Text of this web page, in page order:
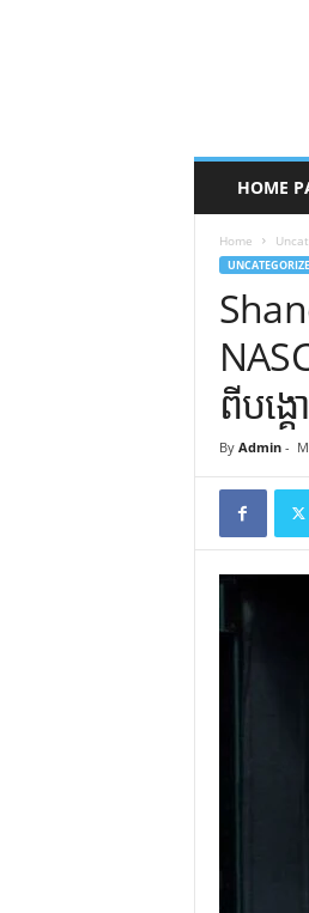
HOME
Home
ពីបង្
By Admin-